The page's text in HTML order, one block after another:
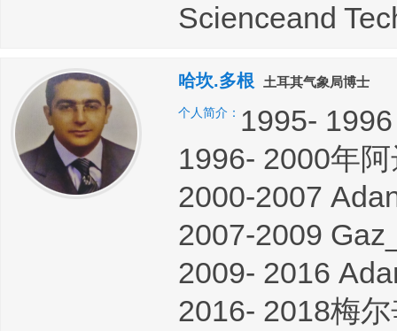
Scienceand
哈坎.多根 土耳其气象局博士
个人简介： 1995-
1996- 2000年
2000-2007
2007-2009
2009- 2016
2016- 2018梅